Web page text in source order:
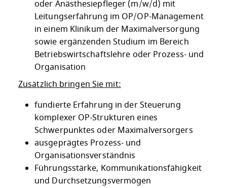
oder Anästhesiepfleger (m/w/d) mit
Leitungserfahrung im OP/OP-Management
in einem Klinikum der Maximalversorgung
sowie ergänzenden Studium im Bereich
Betriebswirtschaftslehre oder Prozess- und
Organisation
Zusätzlich bringen Sie mit:
fundierte Erfahrung in der Steuerung
komplexer OP-Strukturen eines
Schwerpunktes oder Maximalversorgers
ausgeprägtes Prozess- und
Organisationsverständnis
Führungsstärke, Kommunikationsfähigkeit
und Durchsetzungsvermögen